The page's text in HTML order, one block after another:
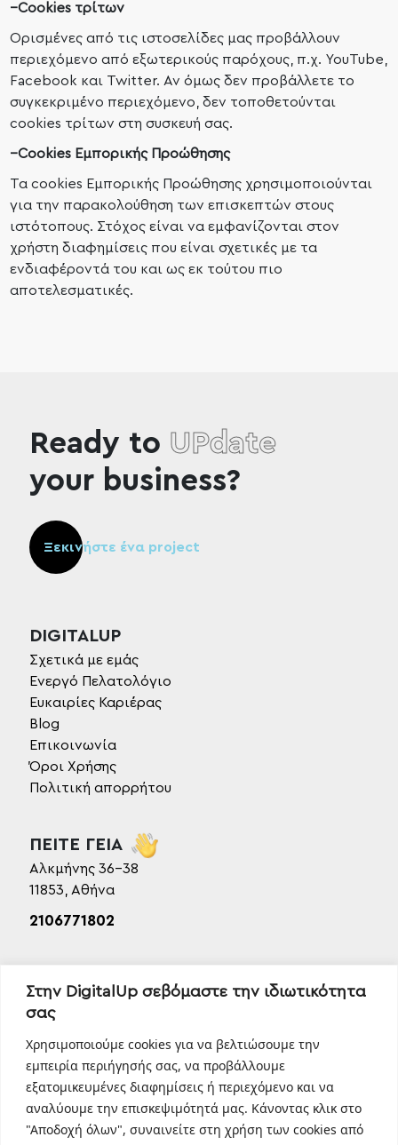
Στην DigitalUp σεβόμαστε την ιδιωτικότητα
σας
Χρησιμοποιούμε cookies για να βελτιώσουμε την
εμπειρία περιήγησής σας, να προβάλλουμε
εξατομικευμένες διαφημίσεις ή περιεχόμενο και να
αναλύουμε την επισκεψιμότητά μας. Κάνοντας κλικ στο
"Αποδοχή όλων", συναινείτε στη χρήση των cookies από
–Cookies τρίτων
Ορισμένες από τις ιστοσελίδες μας προβάλλουν
περιεχόμενο από εξωτερικούς παρόχους, π.χ. YouTube,
Facebook και Twitter. Αν όμως δεν προβάλλετε το
συγκεκριμένο περιεχόμενο, δεν τοποθετούνται
cookies τρίτων στη συσκευή σας.
–Cookies Εμπορικής Προώθησης
Τα cookies Εμπορικής Προώθησης χρησιμοποιούνται
για την παρακολούθηση των επισκεπτών στους
ιστότοπους. Στόχος είναι να εμφανίζονται στον
χρήστη διαφημίσεις που είναι σχετικές με τα
ενδιαφέροντά του και ως εκ τούτου πιο
αποτελεσματικές.
Ready to UPdate
your business?
Ξεκινήστε ένα project
DIGITALUP
Σχετικά με εμάς
Ενεργό Πελατολόγιο
Ευκαιρίες Καριέρας
Blog
Επικοινωνία
Όροι Χρήσης
Πολιτική απορρήτου
ΠΕΙΤΕ ΓΕΙΑ
Αλκμήνης 36-38
11853, Αθήνα
2106771802
Facebook
Instagram
Linkedin
TikTok
Behance
Youtube